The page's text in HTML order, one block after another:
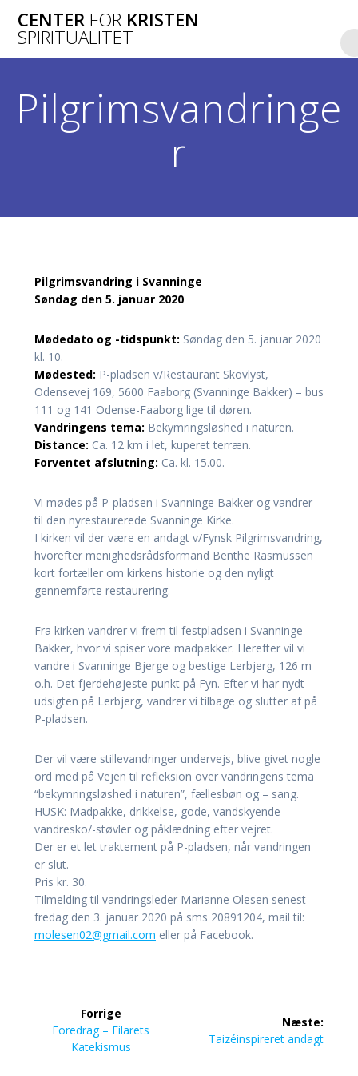
to
CENTER FOR KRISTEN
SPIRITUALITET
Pilgrimsvandringe
r
Pilgrimsvandring i Svanninge
Søndag den 5. januar 2020
Mødedato og -tidspunkt: Søndag den 5. januar 2020
kl. 10.
Mødested: P-pladsen v/Restaurant Skovlyst,
Odensevej 169, 5600 Faaborg (Svanninge Bakker) – bus
111 og 141 Odense-Faaborg lige til døren.
Vandringens tema: Bekymringsløshed i naturen.
Distance: Ca. 12 km i let, kuperet terræn.
Forventet afslutning: Ca. kl. 15.00.
Vi mødes på P-pladsen i Svanninge Bakker og vandrer
til den nyrestaurerede Svanninge Kirke.
I kirken vil der være en andagt v/Fynsk Pilgrimsvandring,
hvorefter menighedsrådsformand Benthe Rasmussen
kort fortæller om kirkens historie og den nyligt
gennemførte restaurering.
Fra kirken vandrer vi frem til festpladsen i Svanninge
Bakker, hvor vi spiser vore madpakker. Herefter vil vi
vandre i Svanninge Bjerge og bestige Lerbjerg, 126 m
o.h. Det fjerdehøjeste punkt på Fyn. Efter vi har nydt
udsigten på Lerbjerg, vandrer vi tilbage og slutter af på
P-pladsen.
Der vil være stillevandringer undervejs, blive givet nogle
ord med på Vejen til refleksion over vandringens tema
“bekymringsløshed i naturen”, fællesbøn og – sang.
HUSK: Madpakke, drikkelse, gode, vandskyende
vandresko/-støvler og påklædning efter vejret.
Der er et let traktement på P-pladsen, når vandringen
er slut.
Pris kr. 30.
Tilmelding til vandringsleder Marianne Olesen senest
fredag den 3. januar 2020 på sms 20891204, mail til:
molesen02@gmail.com eller på Facebook.
Indlægsnavigation
Forrige
Forrige
indlæg:
Foredrag – Filarets
Katekismus
Næste:
Næste
Taizéinspireret andagt